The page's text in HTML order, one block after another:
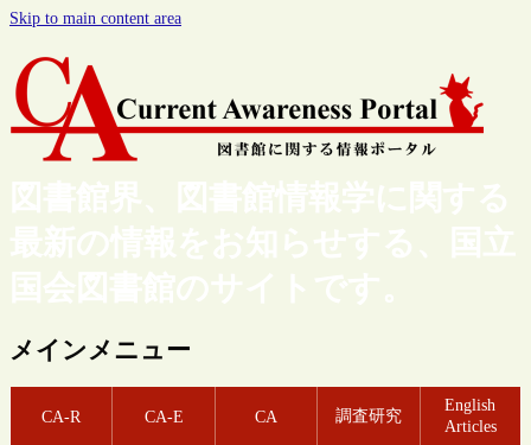
Skip to main content area
図書館界、図書館情報学に関する
最新の情報をお知らせする、国立
国会図書館のサイトです。
メインメニュー
CA-R CA-E CA 調査研究
English
Articles